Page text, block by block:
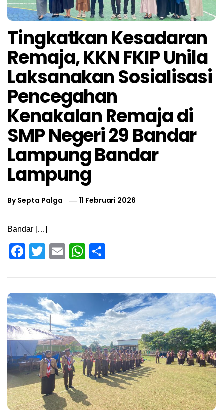
Tingkatkan Kesadaran
Remaja, KKN FKIP Unila
Laksanakan Sosialisasi
Pencegahan
Kenakalan Remaja di
SMP Negeri 29 Bandar
Lampung Bandar
Lampung
BySepta Palga 11 Februari 2026
Bandar […]
Facebook
Twitter
EmailWhatsApp